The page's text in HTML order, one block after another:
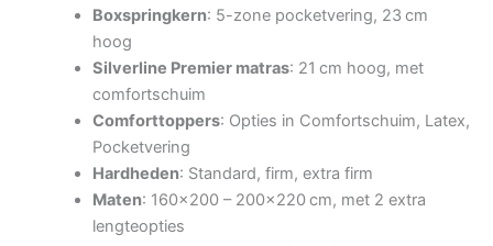
Boxspringkern: 5-zone pocketvering, 23 cm
hoog
Silverline Premier matras: 21 cm hoog, met
comfortschuim
Comforttoppers: Opties in Comfortschuim, Latex,
Pocketvering
Hardheden: Standard, firm, extra firm
Maten: 160×200 – 200×220 cm, met 2 extra
lengteopties